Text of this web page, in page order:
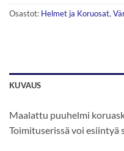
Osastot: Helmet ja Koruosat,
KUVAUS
Maalattu puuhelmi
Toimituserissä voi esiintyä